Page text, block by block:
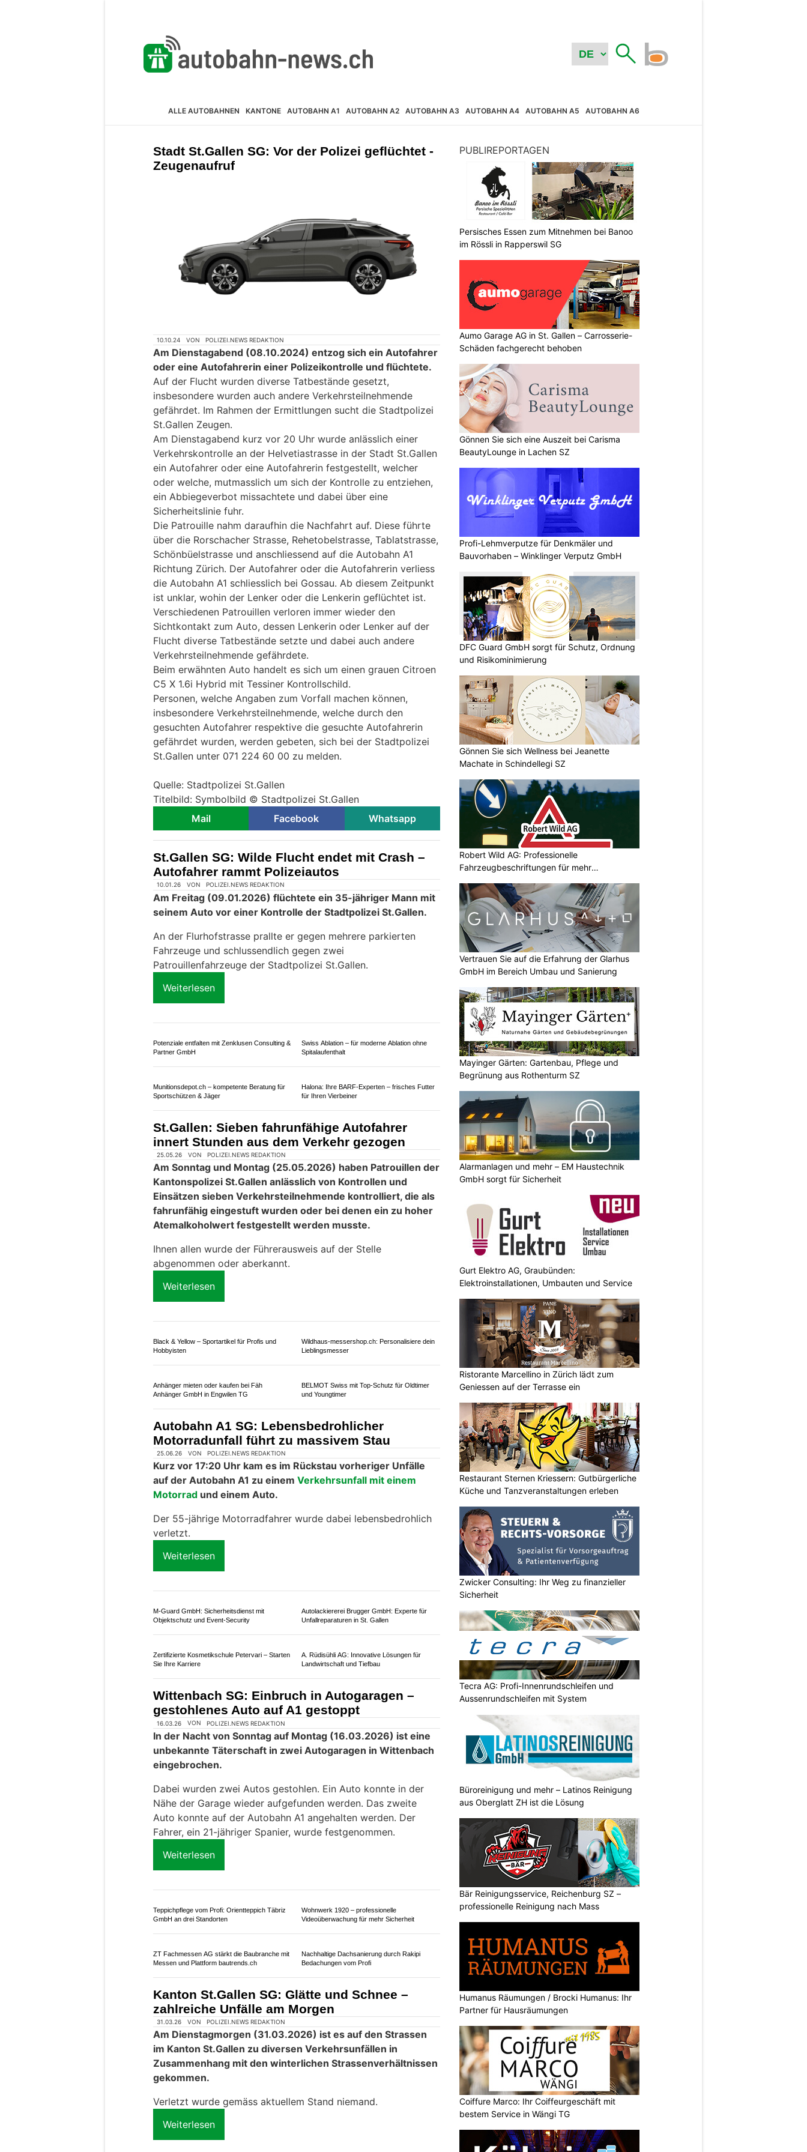
ALLE AUTOBAHNEN KANTONE AUTOBAHN A1 AUTOBAHN A2 AUTOBAHN A3 AUTOBAHN A4 AUTOBAHN A5 AUTOBAHN A6
Stadt St.Gallen SG: Vor der Polizei geflüchtet -
Zeugenaufruf
10.10.24 VON POLIZEI.NEWS REDAKTION
Am Dienstagabend (08.10.2024) entzog sich ein Autofahrer
oder eine Autofahrerin einer Polizeikontrolle und flüchtete.
Auf der Flucht wurden diverse Tatbestände gesetzt,
insbesondere wurden auch andere Verkehrsteilnehmende
gefährdet. Im Rahmen der Ermittlungen sucht die Stadtpolizei
St.Gallen Zeugen.
Am Dienstagabend kurz vor 20 Uhr wurde anlässlich einer
Verkehrskontrolle an der Helvetiastrasse in der Stadt St.Gallen
ein Autofahrer oder eine Autofahrerin festgestellt, welcher
oder welche, mutmasslich um sich der Kontrolle zu entziehen,
ein Abbiegeverbot missachtete und dabei über eine
Sicherheitslinie fuhr.
Die Patrouille nahm daraufhin die Nachfahrt auf. Diese führte
über die Rorschacher Strasse, Rehetobelstrasse, Tablatstrasse,
Schönbüelstrasse und anschliessend auf die Autobahn A1
Richtung Zürich. Der Autofahrer oder die Autofahrerin verliess
die Autobahn A1 schliesslich bei Gossau. Ab diesem Zeitpunkt
ist unklar, wohin der Lenker oder die Lenkerin geflüchtet ist.
Verschiedenen Patrouillen verloren immer wieder den
Sichtkontakt zum Auto, dessen Lenkerin oder Lenker auf der
Flucht diverse Tatbestände setzte und dabei auch andere
Verkehrsteilnehmende gefährdete.
​Beim erwähnten Auto handelt es sich um einen grauen Citroen
C5 X 1.6i Hybrid mit Tessiner Kontrollschild.
​Personen, welche Angaben zum Vorfall machen können,
insbesondere Verkehrsteilnehmende, welche durch den
gesuchten Autofahrer respektive die gesuchte Autofahrerin
gefährdet wurden, werden gebeten, sich bei der Stadtpolizei
St.Gallen unter 071 224 60 00 zu melden.
Quelle: Stadtpolizei St.Gallen
Titelbild: Symbolbild © Stadtpolizei St.Gallen
Mail
Facebook Whatsapp
St.Gallen SG: Wilde Flucht endet mit Crash –
Autofahrer rammt Polizeiautos
Am Freitag (09.01.2026) flüchtete ein 35-jähriger Mann mit
seinem Auto vor einer Kontrolle der Stadtpolizei St.Gallen.
An der Flurhofstrasse prallte er gegen mehrere parkierten
Fahrzeuge und schlussendlich gegen zwei
Patrouillenfahrzeuge der Stadtpolizei St.Gallen.
Weiterlesen
Spitalaufenthalt
Sportschützen & Jäger
innert Stunden aus dem Verkehr gezogen
25.05.26 VON POLIZEI.NEWS REDAKTION
Kantonspolizei St.Gallen anlässlich von Kontrollen und
Einsätzen sieben Verkehrsteilnehmende kontrolliert, die als
Atemalkoholwert festgestellt werden musste.
abgenommen oder aberkannt.
Weiterlesen
Hobbyisten
Lieblingsmesser
BELMOT Swiss mit Top-Schutz für Oldtimer
und Youngtimer
Autobahn A1 SG: Lebensbedrohlicher
PUBLIREPORTAGEN
Persisches Essen zum Mitnehmen bei Banoo
im Rössli in Rapperswil SG
Aumo Garage AG in St. Gallen – Carrosserie-
Schäden fachgerecht behoben
Gönnen Sie sich eine Auszeit bei Carisma
BeautyLounge in Lachen SZ
Profi-Lehmverputze für Denkmäler und
Bauvorhaben – Winklinger Verputz GmbH
DFC Guard GmbH sorgt für Schutz, Ordnung
und Risikominimierung
Gönnen Sie sich Wellness bei Jeanette
Machate in Schindellegi SZ
Robert Wild AG: Professionelle
Fahrzeugbeschriftungen für mehr
Vertrauen Sie auf die Erfahrung der Glarhus
GmbH im Bereich Umbau und Sanierung
Mayinger Gärten: Gartenbau, Pflege und
Begrünung aus Rothenturm SZ
Alarmanlagen und mehr – EM Haustechnik
GmbH sorgt für Sicherheit
Gurt Elektro AG, Graubünden:
Elektroinstallationen, Umbauten und Service
Ristorante Marcellino in Zürich lädt zum
Geniessen auf der Terrasse ein
Restaurant Sternen Kriessern: Gutbürgerliche
Küche und Tanzveranstaltungen erleben
Zwicker Consulting: Ihr Weg zu finanzieller
Sicherheit
Tecra AG: Profi-Innenrundschleifen und
Aussenrundschleifen mit System
Büroreinigung und mehr – Latinos Reinigung
aus Oberglatt ZH ist die Lösung
Bär Reinigungsservice, Reichenburg SZ –
professionelle Reinigung nach Mass
Humanus Räumungen / Brocki Humanus: Ihr
Partner für Hausräumungen
Coiffure Marco: Ihr Coiffeurgeschäft mit
bestem Service in Wängi TG